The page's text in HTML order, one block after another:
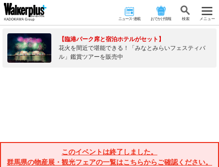
ニュース･連載 おでかけ情報 検 索 メニュー
【臨港パーク席と宿泊ホテルがセット】
花火を間近で堪能できる！「みなとみらいフェスティバ
ル」鑑賞ツアーを販売中
このイベントは終了しました。
群馬県の物産展・観光フェアの一覧はこちらからご確認ください。